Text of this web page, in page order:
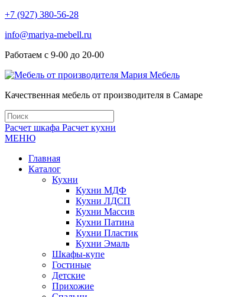
+7 (927) 380-56-28
info@mariya-mebell.ru
Работаем с 9-00 до 20-00
Качественная мебель от производителя в Самаре
Расчет шкафа Расчет кухни
МЕНЮ
Главная
Каталог
Кухни
Кухни МДФ
Кухни ЛДСП
Кухни Массив
Кухни Патина
Кухни Пластик
Кухни Эмаль
Шкафы-купе
Гостиные
Детские
Прихожие